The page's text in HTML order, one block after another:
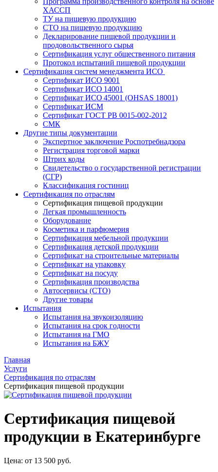
ХАССП
ТУ на пищевую продукцию
СТО на пищевую продукцию
Декларирование пищевой продукции и
продовольственного сырья
Сертификация услуг общественного питания
Протокол испытаний пищевой продукции
Сертификация систем менеджмента ИСО
Сертификат ИСО 9001
Сертификат ИСО 14001
Сертификат ИСО 45001 (OHSAS 18001)
Сертификат ИСМ
Сертификат ГОСТ РВ 0015-002-2012
СМК
Другие типы документации
Экспертное заключение Роспотребнадзора
Регистрация торговой марки
Штрих коды
Свидетельство о государственной регистрации
(СГР)
Классификация гостиниц
Сертификация по отраслям
Сертификация пищевой продукции
Легкая промышленность
Оборудование
Косметика и парфюмерия
Сертификация мебельной продукции
Сертификация детской продукции
Сертификат на строительные материалы
Сертификат на упаковку
Сертификат на посуду
Сертификация производства
Автосервисы (СТО)
Другие товары
Испытания
Испытания на звукоизоляцию
Испытания на срок годности
Испытания на ГМО
Испытания на БЖУ
Главная
Услуги
Сертификация по отраслям
Сертификация пищевой продукции
Сертификация пищевой
продукции в Екатеринбурге
Цена: от 13 500 руб.